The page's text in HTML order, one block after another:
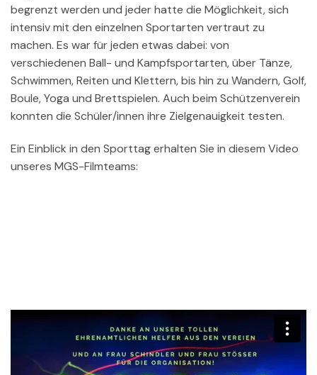
begrenzt werden und jeder hatte die Möglichkeit, sich
intensiv mit den einzelnen Sportarten vertraut zu
machen. Es war für jeden etwas dabei: von
verschiedenen Ball- und Kampfsportarten, über Tänze,
Schwimmen, Reiten und Klettern, bis hin zu Wandern, Golf,
Boule, Yoga und Brettspielen. Auch beim Schützenverein
konnten die Schüler/innen ihre Zielgenauigkeit testen.
Ein Einblick in den Sporttag erhalten Sie in diesem Video
unseres MGS-Filmteams: